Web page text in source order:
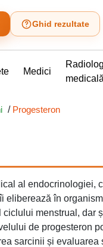
Ghid rezultate
Medici
medicală
/ Progesteron
al endocrinologiei,
în
menstrual, dar
de progesteron
sarcinii și